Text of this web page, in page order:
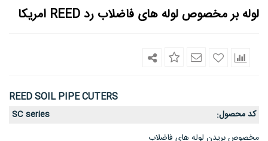
لوله بر مخصوص لوله های فاضلاب رد REED امریکا
REED SOIL PIPE CUTERS
کد محصول:
SC series
مخصوص بریدن لوله های فاضلاب